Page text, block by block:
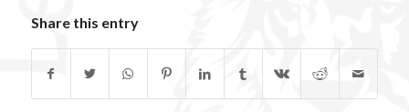
Share this entry